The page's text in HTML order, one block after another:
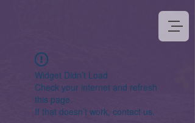
Widget Didn’t Load
Check your internet and refresh
this page.
If that doesn’t work, contact us.